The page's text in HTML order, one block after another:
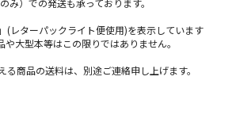
み）での発送も承っております。
(レターパックライト便使用)を表示しています
大型本等はこの限りではありません。
る商品の送料は、別途ご連絡申し上げます。